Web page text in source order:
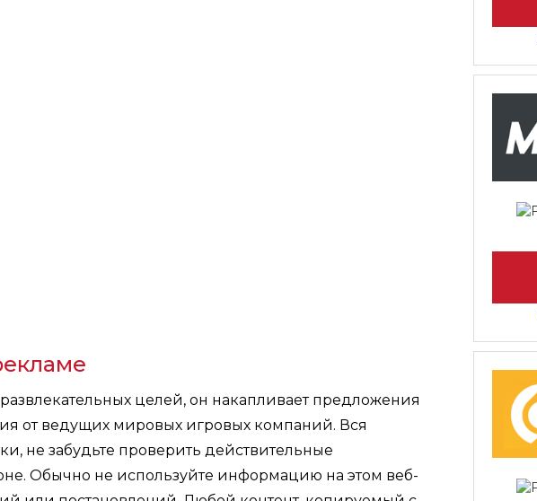
целей, он накапливает предложения
от ведущих мировых игровых компаний. Вся
не забудьте проверить действительные
Обычно не используйте информацию на этом веб-